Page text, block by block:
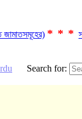
জামাতসমূহের) ***
Search for: